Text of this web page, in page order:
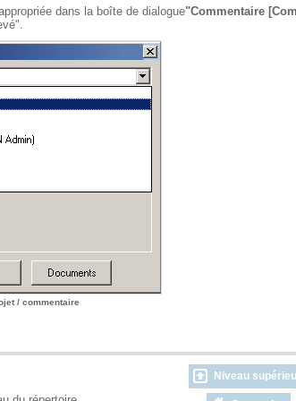
dans la boîte de dialogue"Commentaire
/ commentaire
Niveau